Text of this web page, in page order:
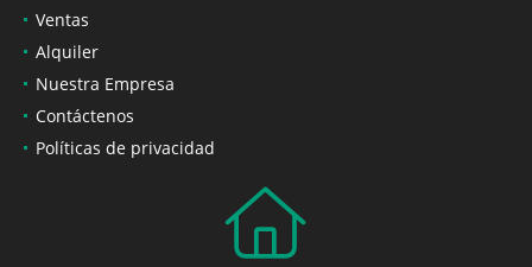
Ventas
Alquiler
Nuestra Empresa
Contáctenos
Políticas de privacidad